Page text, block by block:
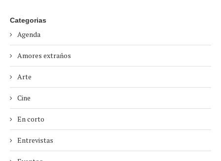
Categorias
Agenda
Amores extraños
Arte
Cine
En corto
Entrevistas